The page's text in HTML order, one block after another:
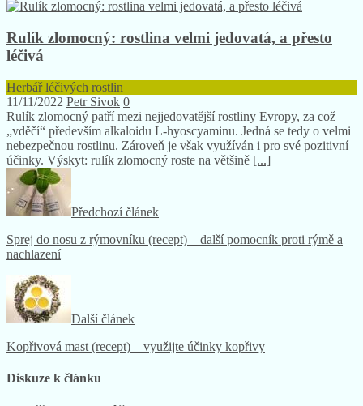
Rulík zlomocný: rostlina velmi jedovatá, a přesto
léčivá
Herbář léčivých rostlin
11/11/2022 Petr Sivok 0
Rulík zlomocný patří mezi nejjedovatější rostliny Evropy, za což
„vděčí“ především alkaloidu L-hyoscyaminu. Jedná se tedy o velmi
nebezpečnou rostlinu. Zároveň je však využíván i pro své pozitivní
účinky. Výskyt: rulík zlomocný roste na většině [...]
Předchozí článek
Sprej do nosu z rýmovníku (recept) – další pomocník proti rýmě a
nachlazení
Další článek
Kopřivová mast (recept) – využijte účinky kopřivy
Diskuze k článku